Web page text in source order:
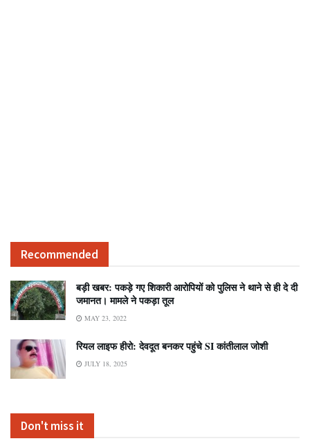
Recommended
बड़ी खबर: पकड़े गए शिकारी आरोपियों को पुलिस ने थाने से ही दे दी
जमानत। मामले ने पकड़ा तूल
MAY 23, 2022
रियल लाइफ हीरो: देवदूत बनकर पहुंचे SI कांतीलाल जोशी
JULY 18, 2025
Don't miss it